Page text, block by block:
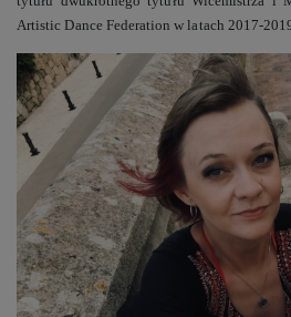
Artistic Dance Federation w latach 2017-